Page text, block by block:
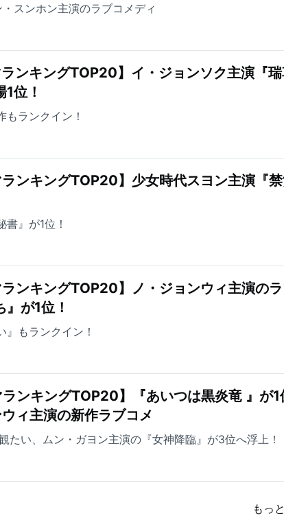
スンホン主演のラブコメディ
ランキングTOP20】イ・ジョンソク主演『
位！
ランクイン！
ランキングTOP20】少女時代スヨン主演『
』が1位！
ランキングTOP20】ノ・ジョンウィ主演の
が1位！
もランクイン！
ランキングTOP20】『あいつは黒炎竜 』が1
ィ主演の新作ラブコメ
たい、ムン・ガヨン主演の『女神降臨』が3位へ浮上！
もっ